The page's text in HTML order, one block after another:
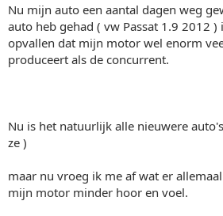
Nu mijn auto een aantal dagen weg
auto heb gehad ( vw Passat 1.9 2012 )
opvallen dat mijn motor wel enorm
produceert als de concurrent.
Nu is het natuurlijk alle nieuwere
ze )
maar nu vroeg ik me af wat er
mijn motor minder hoor en voel.